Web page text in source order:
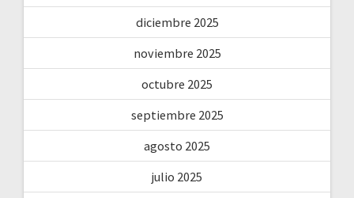
diciembre 2025
noviembre 2025
octubre 2025
septiembre 2025
agosto 2025
julio 2025